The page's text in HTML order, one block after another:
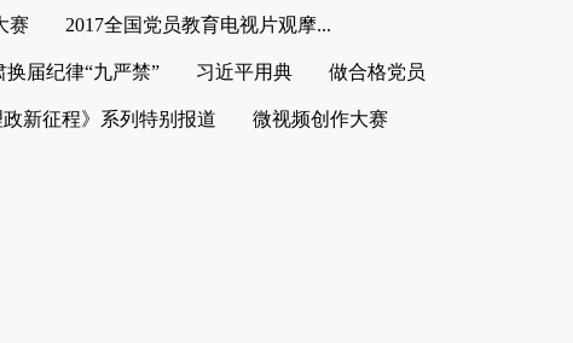
赛 2017全国党员教育电视片观摩...
换届纪律“九严禁” 习近平用典 做合格党员
政新征程》系列特别报道 微视频创作大赛